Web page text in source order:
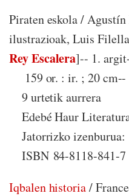
Piraten eskola / Agustín
ilustrazioak, Luis
Rey Escalera]-- 1.
159 or. : ir. ; 20 cm--
9 urtetik aurrera
Edebé Haur
Jatorrizko izenburua:
ISBN 84-8118-841-7
Iqbalen historia/